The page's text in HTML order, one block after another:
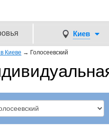
Киев
Киеве → Голосеевский